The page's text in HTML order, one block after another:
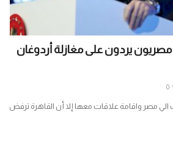
يردون على مغازلة أردوغان
0
الي مصر واقامة علاقات معها إلا أن القاهرة ترفض